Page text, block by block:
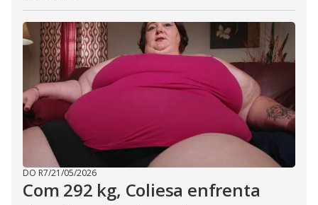
DO R7/21/05/2026
Com 292 kg, Coliesa enfrenta